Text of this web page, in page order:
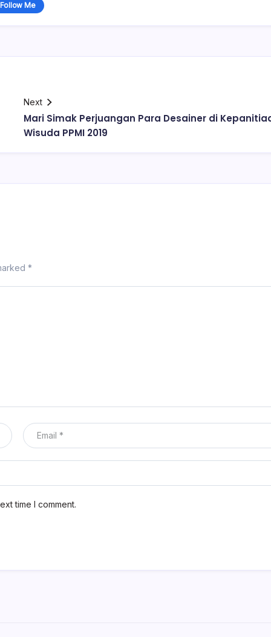
Follow Me
Next
Mari Simak Perjuangan Para Desainer di
Wisuda PPMI 2019
*
time I comment.